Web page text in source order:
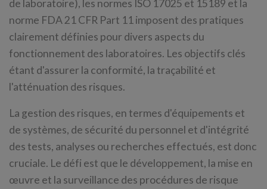
de laboratoire), les normes ISO 17025 et 15189 et la
norme FDA 21 CFR Part 11 imposent des pratiques
clairement définies pour divers aspects du
fonctionnement des laboratoires. Les objectifs clés
étant d'assurer la conformité, la traçabilité et
l'atténuation des risques.
La gestion des risques, en termes d'équipements et
de systèmes, de sécurité du personnel et d'intégrité
des tests, analyses ou recherches effectués, est donc
cruciale. Le défi est que le développement, la mise en
œuvre et la surveillance des procédures de risque